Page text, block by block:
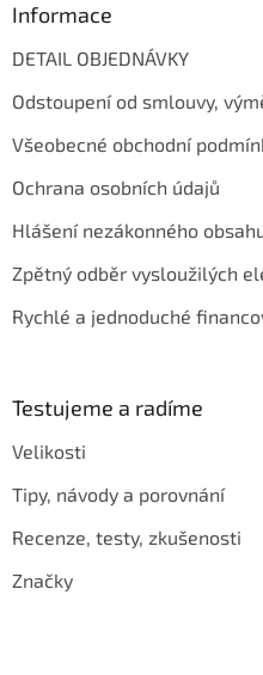
Informace
DETAIL OBJEDNÁVKY
Odstoupení od smlouvy,
Všeobecné obchodní
Ochrana osobních údajů
Hlášení nezákonného
Zpětný odběr vysloužilých
Rychlé a jednoduché
Testujeme a radíme
Velikosti
Tipy, návody a porovnání
Recenze, testy, zkušenosti
Značky